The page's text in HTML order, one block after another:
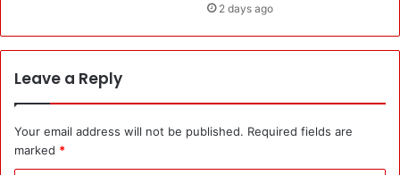
2 days ago
Leave a Reply
Your email address will not be published. Required fields are
marked *